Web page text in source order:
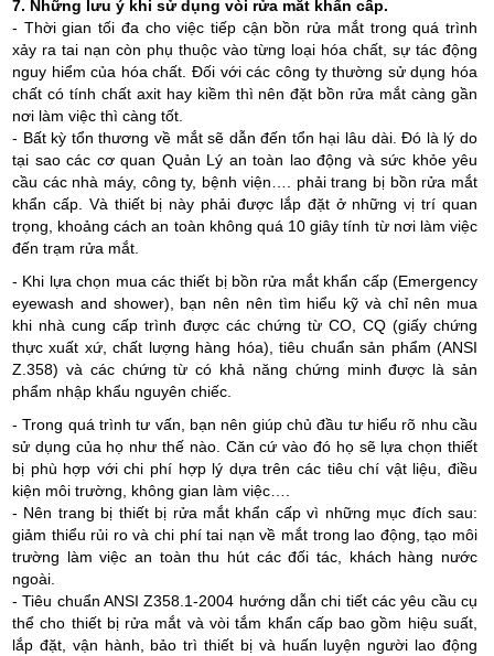
7. Những lưu ý khi sử dụng vòi rửa mắt khẩn cấp.
- Thời gian tối đa cho việc tiếp cận bồn rửa mắt trong quá trình
xảy ra tai nạn còn phụ thuộc vào từng loại hóa chất, sự tác động
nguy hiểm của hóa chất. Đối với các công ty thường sử dụng hóa
chất có tính chất axit hay kiềm thì nên đặt bồn rửa mắt càng gần
nơi làm việc thì càng tốt.
- Bất kỳ tổn thương về mắt sẽ dẫn đến tổn hại lâu dài. Đó là lý do
tại sao các cơ quan Quản Lý an toàn lao động và sức khỏe yêu
cầu các nhà máy, công ty, bệnh viện…. phải trang bị bồn rửa mắt
khẩn cấp. Và thiết bị này phải được lắp đặt ở những vị trí quan
trọng, khoảng cách an toàn không quá 10 giây tính từ nơi làm việc
đến trạm rửa mắt.
- Khi lựa chọn mua các thiết bị bồn rửa mắt khẩn cấp (Emergency
eyewash and shower), bạn nên nên tìm hiểu kỹ và chỉ nên mua
khi nhà cung cấp trình được các chứng từ CO, CQ (giấy chứng
thực xuất xứ, chất lượng hàng hóa), tiêu chuẩn sản phẩm (ANSI
Z.358) và các chứng từ có khả năng chứng minh được là sản
phẩm nhập khẩu nguyên chiếc.
- Trong quá trình tư vấn, bạn nên giúp chủ đầu tư hiểu rõ nhu cầu
sử dụng của họ như thế nào. Căn cứ vào đó họ sẽ lựa chọn thiết
bị phù hợp với chi phí hợp lý dựa trên các tiêu chí vật liệu, điều
kiện môi trường, không gian làm việc….
- Nên trang bị thiết bị rửa mắt khẩn cấp vì những mục đích sau:
giảm thiểu rủi ro và chi phí tai nạn về mắt trong lao động, tạo môi
trường làm việc an toàn thu hút các đối tác, khách hàng nước
ngoài.
- Tiêu chuẩn ANSI Z358.1-2004 hướng dẫn chi tiết các yêu cầu cụ
thể cho thiết bị rửa mắt và vòi tắm khẩn cấp bao gồm hiệu suất,
lắp đặt, vận hành, bảo trì thiết bị và huấn luyện người lao động